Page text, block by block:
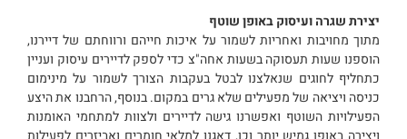
יצירת שגרה ועיסוק באופן שוטף
מתוך מחויבות ואחריות לשמור על איכות חייהם ורווחתם של דיירנו,
הוספנו שעות תעסוקה בשעות אחה"צ כדי לספק לדיירים עיסוק ועניין
כתחליף לחוגים שנאלצנו לבטל בעקבות הצורך לשמור על מינימום
כניסה ויציאה של מפעילים שלא גרים במקום. בנוסף, הרחבנו את היצע
הפעילויות השוטף ואפשרנו גישה לדיירים ולצוות למתחמי האומנות